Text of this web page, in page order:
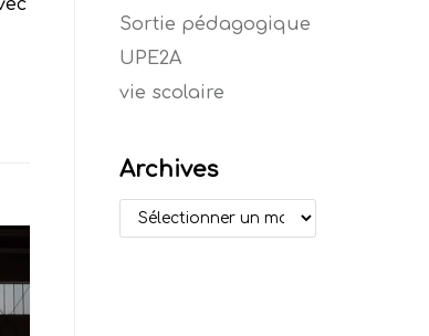
Sortie pédagogique
UPE2A
vie scolaire
Archives